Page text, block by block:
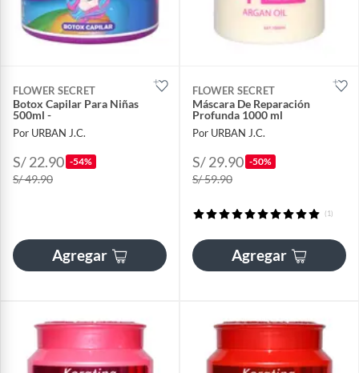
FLOWER SECRET
Botox Capilar Para Niñas
500ml -
Por URBAN J.C.
S/ 22.90 -54%
S/ 49.90
Agregar
FLOWER SECRET
Máscara De Reparación
Profunda 1000 ml
Por URBAN J.C.
S/ 29.90 -50%
S/ 59.90
(1)
Agregar